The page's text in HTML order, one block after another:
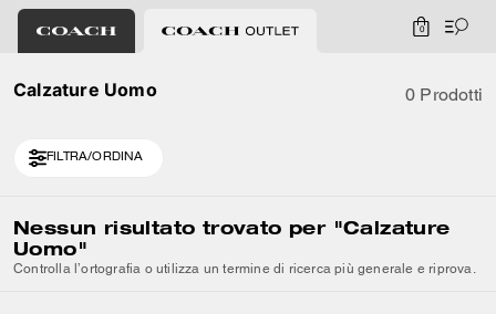
0
Calzature Uomo 0 Prodotti
FILTRA/ORDINA
Nessun risultato trovato per "Calzature
Uomo"
Controlla l’ortografia o utilizza un termine di ricerca più generale e riprova.